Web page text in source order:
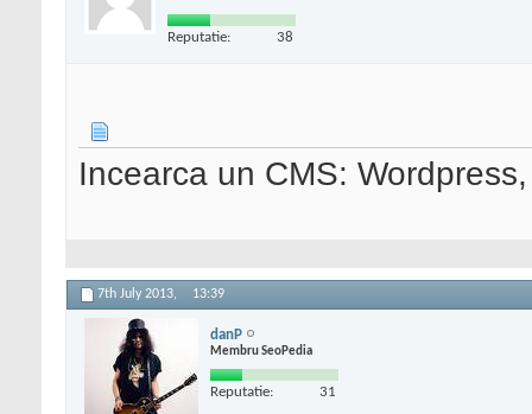
Reputatie: 38
Incearca un CMS:
7th July 2013, 13:39
danP
Membru SeoPedia
Reputatie: 31